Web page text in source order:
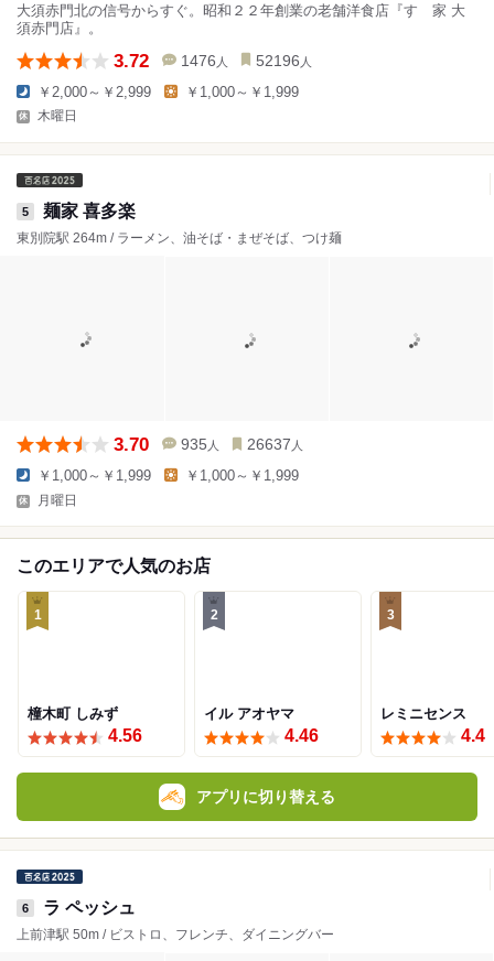
大須赤門北の信号からすぐ。昭和２２年創業の老舗洋食店『すゞ家 大
須赤門店』。
3.72 1476 人 52196 人
￥2,000～￥2,999 ￥1,000～￥1,999
木曜日
5 麺家 喜多楽
東別院駅 264m / ラーメン、油そば・まぜそば、つけ麺
3.70 935 人 26637 人
￥1,000～￥1,999 ￥1,000～￥1,999
月曜日
このエリアで人気のお店
1
橦木町 しみず
4.56
2
イル アオヤマ
4.46
3
レミニセンス
4.4
アプリに切り替える
6 ラ ペッシュ
上前津駅 50m / ビストロ、フレンチ、ダイニングバー